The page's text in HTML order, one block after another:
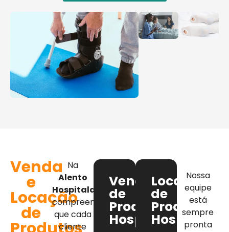
Venda
e
Locação
de
Na
Alento
Hospitalar
compreendemos
que cada
cliente
Venda
de
Produtos
Hospitalares
Locação
de
Produtos
Nossa
equipe
está
sempre
pronta